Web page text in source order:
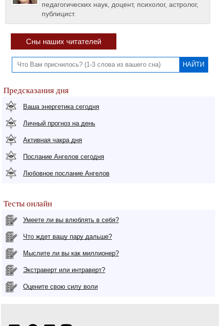
педагогических наук, доцент, психолог, астролог,
публицист.
Сны наших читателей
Предсказания дня
Ваша энергетика сегодня
Личный прогноз на день
Активная чакра дня
Послание Ангелов сегодня
Любовное послание Ангелов
Тесты онлайн
Умеете ли вы влюблять в себя?
Что ждет вашу пару дальше?
Мыслите ли вы как миллионер?
Экстраверт или интраверт?
Оцените свою силу воли